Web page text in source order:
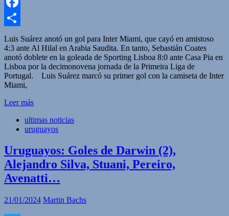
Facebook
Compartir
Luis Suárez anotó un gol para Inter Miami, que cayó en amistoso
4:3 ante Al Hilal en Arabia Saudita. En tanto, Sebastián Coates
anotó doblete en la goleada de Sporting Lisboa 8:0 ante Casa Pia en
Lisboa por la decimonovena jornada de la Primeira Liga de
Portugal. Luis Suárez marcó su primer gol con la camiseta de Inter
Miami,
Leer más
ultimas noticias
uruguayos
Uruguayos: Goles de Darwin (2),
Alejandro Silva, Stuani, Pereiro,
Avenatti…
21/01/2024 Martin Bachs